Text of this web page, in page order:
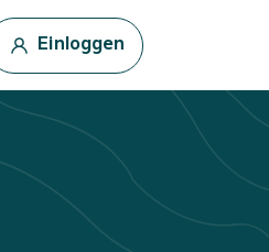
Einloggen